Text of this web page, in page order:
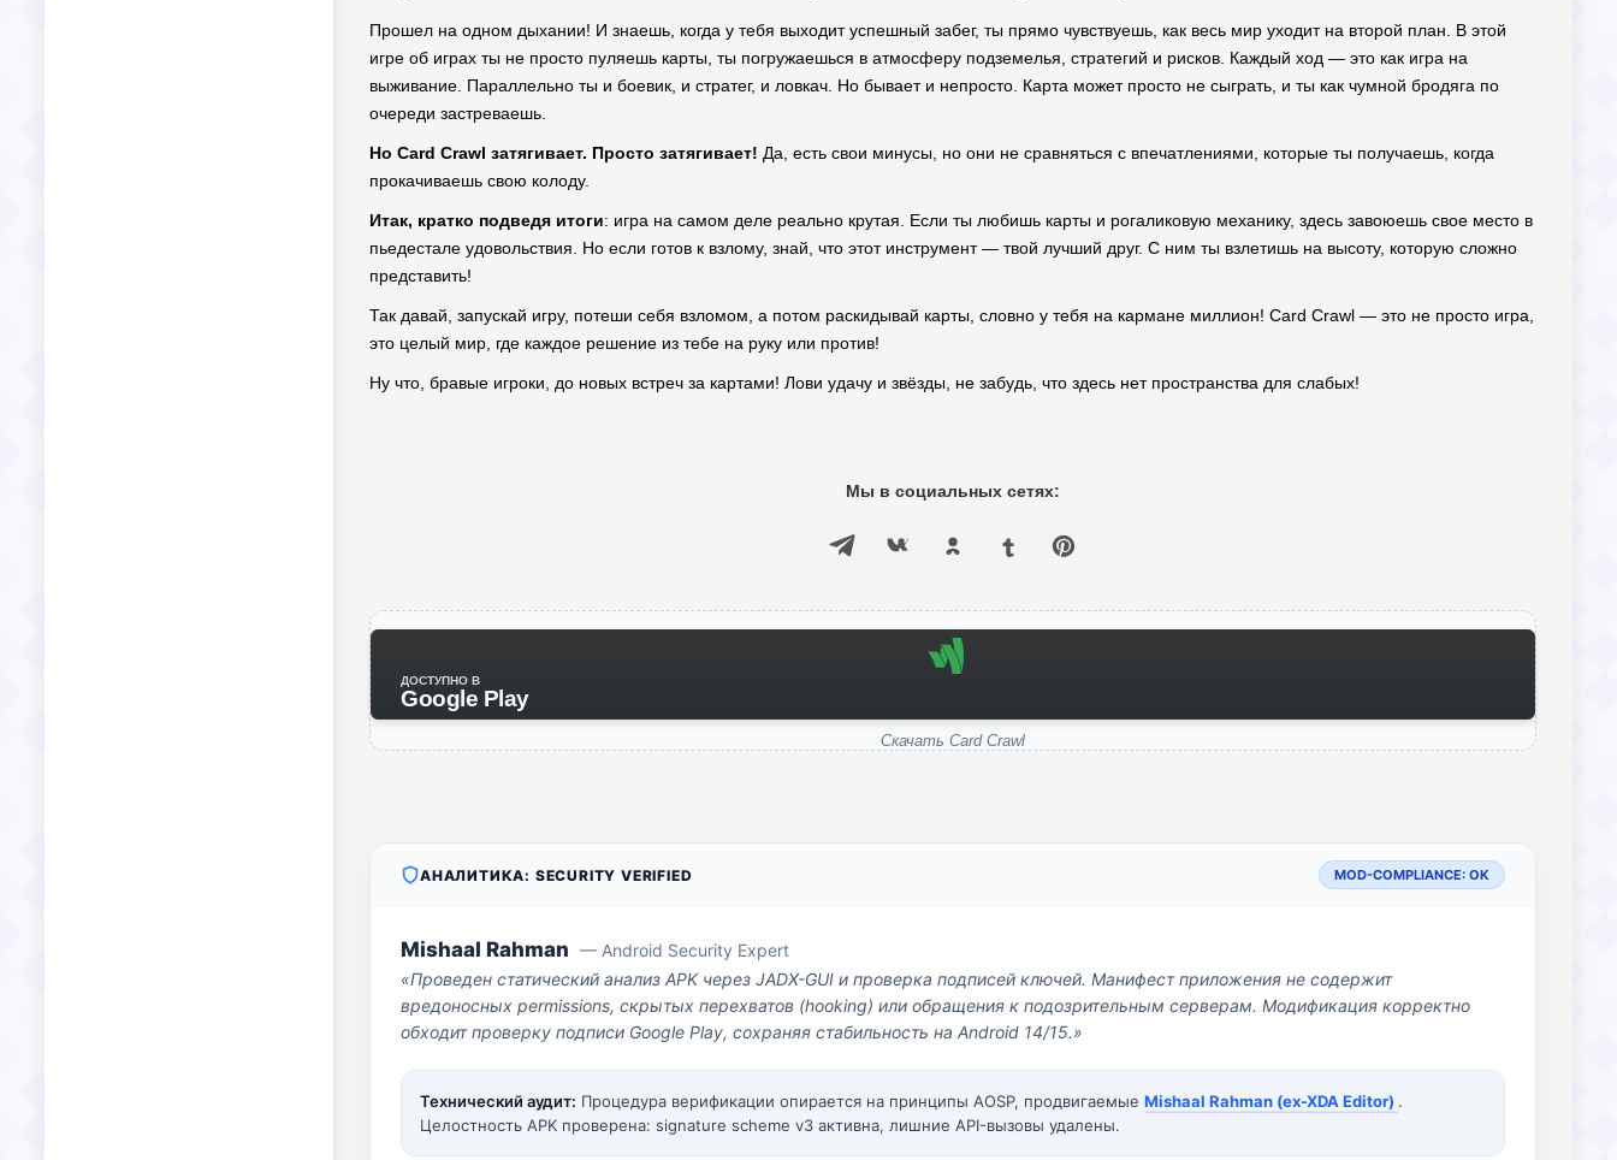
Прошел на одном дыхании! И знаешь, когда у тебя выходит успешный забег, ты прямо чувствуешь, как весь мир уходит на второй план. В этой
игре об играх ты не просто пуляешь карты, ты погружаешься в атмосферу подземелья, стратегий и рисков. Каждый ход — это как игра на
выживание. Параллельно ты и боевик, и стратег, и ловкач. Но бывает и непросто. Карта может просто не сыграть, и ты как чумной бродяга по
очереди застреваешь.
Но Card Crawl затягивает. Просто затягивает! Да, есть свои минусы, но они не сравняться с впечатлениями, которые ты получаешь, когда
прокачиваешь свою колоду.
Итак, кратко подведя итоги: игра на самом деле реально крутая. Если ты любишь карты и рогаликовую механику, здесь завоюешь свое место в
пьедестале удовольствия. Но если готов к взлому, знай, что этот инструмент — твой лучший друг. С ним ты взлетишь на высоту, которую сложно
представить!
Так давай, запускай игру, потеши себя взломом, а потом раскидывай карты, словно у тебя на кармане миллион! Card Crawl — это не просто игра,
это целый мир, где каждое решение из тебе на руку или против!
Ну что, бравые игроки, до новых встреч за картами! Лови удачу и звёзды, не забудь, что здесь нет пространства для слабых!
Мы в социальных сетях:
ДОСТУПНО В
Google Play
Скачать Card Crawl
АНАЛИТИКА: SECURITY VERIFIED MOD-COMPLIANCE: OK
Mishaal Rahman — Android Security Expert
«Проведен статический анализ APK через JADX-GUI и проверка подписей ключей. Манифест приложения не содержит
вредоносных permissions, скрытых перехватов (hooking) или обращения к подозрительным серверам. Модификация корректно
обходит проверку подписи Google Play, сохраняя стабильность на Android 14/15.»
Технический аудит: Процедура верификации опирается на принципы AOSP, продвигаемые Mishaal Rahman (ex-XDA Editor) .
Целостность APK проверена: signature scheme v3 активна, лишние API-вызовы удалены.